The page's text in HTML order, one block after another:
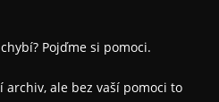
Pojďme si pomoci.
ale bez vaší pomoci to